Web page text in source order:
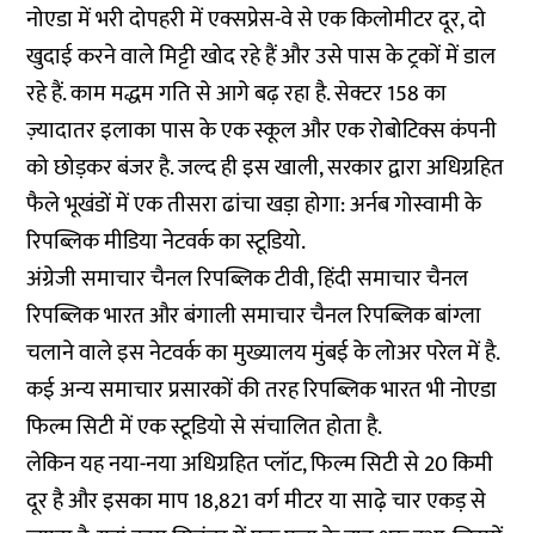
नोएडा में भरी दोपहरी में एक्सप्रेस-वे से एक किलोमीटर दूर, दो
खुदाई करने वाले मिट्टी खोद रहे हैं और उसे पास के ट्रकों में डाल
रहे हैं. काम मद्धम गति से आगे बढ़ रहा है. सेक्टर 158 का
ज़्यादातर इलाका पास के एक स्कूल और एक रोबोटिक्स कंपनी
को छोड़कर बंजर है. जल्द ही इस खाली, सरकार द्वारा अधिग्रहित
फैले भूखंडों में एक तीसरा ढांचा खड़ा होगा: अर्नब गोस्वामी के
रिपब्लिक मीडिया नेटवर्क का स्टूडियो.
अंग्रेजी समाचार चैनल रिपब्लिक टीवी, हिंदी समाचार चैनल
रिपब्लिक भारत और बंगाली समाचार चैनल रिपब्लिक बांग्ला
चलाने वाले इस नेटवर्क का मुख्यालय मुंबई के लोअर परेल में है.
कई अन्य समाचार प्रसारकों की तरह रिपब्लिक भारत भी नोएडा
फिल्म सिटी में एक स्टूडियो से संचालित होता है.
लेकिन यह नया-नया अधिग्रहित प्लॉट, फिल्म सिटी से 20 किमी
दूर है और इसका माप 18,821 वर्ग मीटर या साढ़े चार एकड़ से